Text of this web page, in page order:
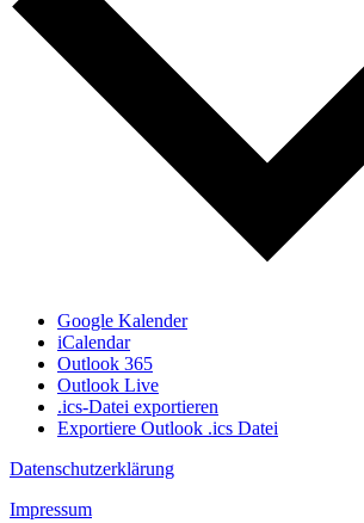
Google Kalender
iCalendar
Outlook 365
Outlook Live
.ics-Datei exportieren
Exportiere Outlook .ics Datei
Datenschutzerklärung
Impressum